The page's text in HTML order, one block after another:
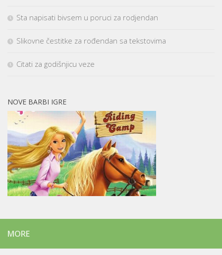
Sta napisati bivsem u poruci za rodjendan
Slikovne čestitke za rođendan sa tekstovima
Citati za godišnjicu veze
NOVE BARBI IGRE
MORE